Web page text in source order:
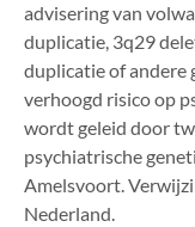
advisering van
duplicatie, 3q29
duplicatie of andere
verhoogd risico op
wordt geleid door
psychiatrische
Amelsvoort.
Nederland.